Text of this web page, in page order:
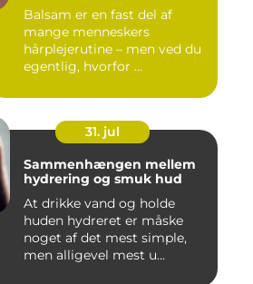
Balsam er en fast del af
mange menneskers
hårplejerutine – men ved du
egentlig, hvorfor ...
31. jul
Sammenhængen mellem
hydrering og smuk hud
At drikke vand og holde
huden hydreret er måske
noget af det mest simple,
men alligevel mest u...